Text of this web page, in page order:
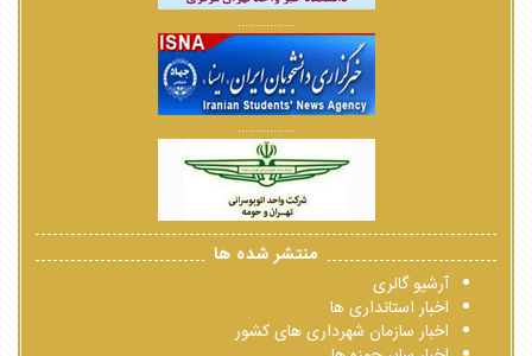
................
................
منتشر شده ها
آرشیو گالری
اخبار استانداری ها
اخبار سازمان شهرداری های کشور